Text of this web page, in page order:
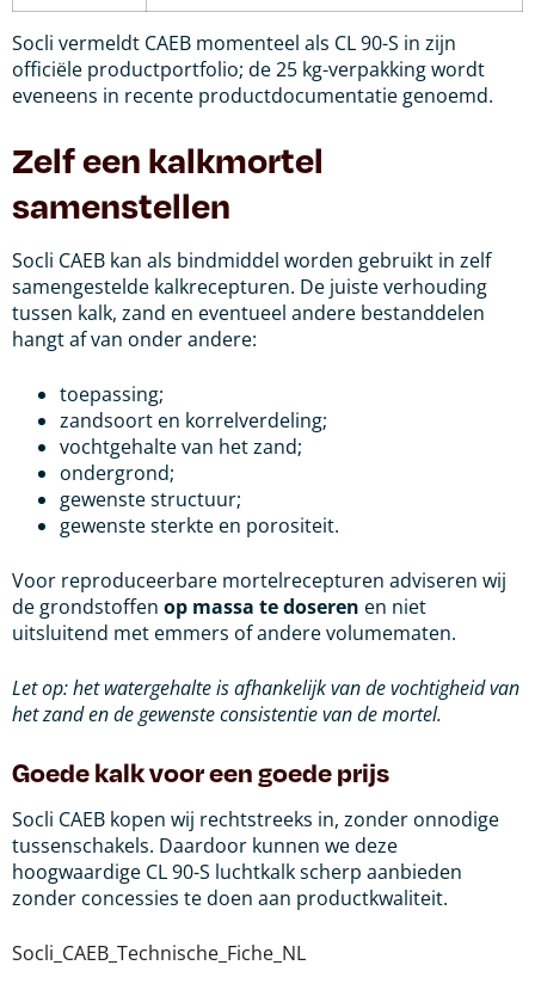
Socli vermeldt CAEB momenteel als CL 90-S in zijn
officiële productportfolio; de 25 kg-verpakking wordt
eveneens in recente productdocumentatie genoemd.
Zelf een kalkmortel
samenstellen
Socli CAEB kan als bindmiddel worden gebruikt in zelf
samengestelde kalkrecepturen. De juiste verhouding
tussen kalk, zand en eventueel andere bestanddelen
hangt af van onder andere:
toepassing;
zandsoort en korrelverdeling;
vochtgehalte van het zand;
ondergrond;
gewenste structuur;
gewenste sterkte en porositeit.
Voor reproduceerbare mortelrecepturen adviseren wij
de grondstoffen op massa te doseren en niet
uitsluitend met emmers of andere volumematen.
Let op: het watergehalte is afhankelijk van de vochtigheid van
het zand en de gewenste consistentie van de mortel.
Goede kalk voor een goede prijs
Socli CAEB kopen wij rechtstreeks in, zonder onnodige
tussenschakels. Daardoor kunnen we deze
hoogwaardige CL 90-S luchtkalk scherp aanbieden
zonder concessies te doen aan productkwaliteit.
Socli_CAEB_Technische_Fiche_NL